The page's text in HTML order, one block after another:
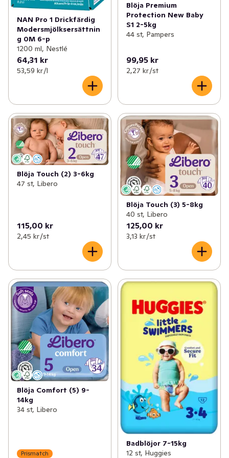
NAN Pro 1 Drickfärdig
Modersmjölksersättnin
g 0M 6-p
1200 ml, Nestlé
64,31 kr
53,59 kr /l
Blöja Premium
Protection New Baby
S1 2-5kg
44 st, Pampers
99,95 kr
2,27 kr /st
Blöja Touch (2) 3-6kg
47 st, Libero
115,00 kr
2,45 kr /st
Blöja Touch (3) 5-8kg
40 st, Libero
125,00 kr
3,13 kr /st
Blöja Comfort (5) 9-
14kg
34 st, Libero
Prismatch
Badblöjor 7-15kg
12 st, Huggies